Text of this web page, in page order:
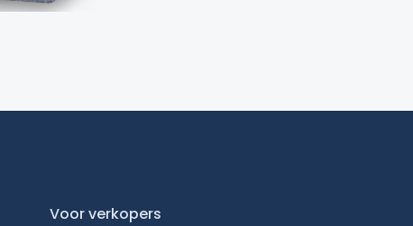
Voor verkopers